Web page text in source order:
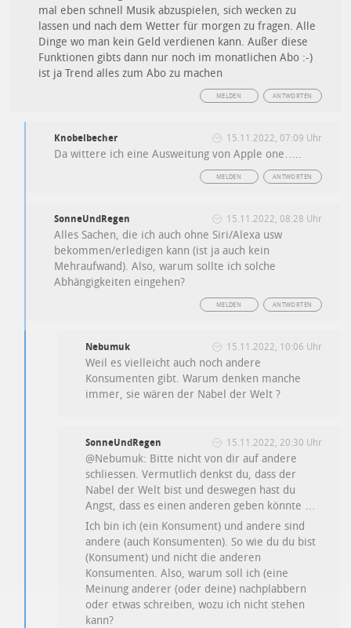
mal eben schnell Musik abzuspielen, sich wecken zu
lassen und nach dem Wetter für morgen zu fragen. Alle
Dinge wo man kein Geld verdienen kann. Außer diese
Funktionen gibts dann nur noch im monatlichen Abo :-)
ist ja Trend alles zum Abo zu machen
ANTWORTEN
MELDEN
Knobelbecher 15.11.2022, 07:09 Uhr
Da wittere ich eine Ausweitung von Apple one…..
ANTWORTEN
MELDEN
SonneUndRegen 15.11.2022, 08:28 Uhr
Alles Sachen, die ich auch ohne Siri/Alexa usw
bekommen/erledigen kann (ist ja auch kein
Mehraufwand). Also, warum sollte ich solche
Abhängigkeiten eingehen?
ANTWORTEN
MELDEN
Nebumuk 15.11.2022, 10:06 Uhr
Weil es vielleicht auch noch andere
Konsumenten gibt. Warum denken manche
immer, sie wären der Nabel der Welt ?
SonneUndRegen 15.11.2022, 20:30 Uhr
@Nebumuk: Bitte nicht von dir auf andere
schliessen. Vermutlich denkst du, dass der
Nabel der Welt bist und deswegen hast du
Angst, dass es einen anderen geben könnte …
Ich bin ich (ein Konsument) und andere sind
andere (auch Konsumenten). So wie du du bist
(Konsument) und nicht die anderen
Konsumenten. Also, warum soll ich (eine
Meinung anderer (oder deine) nachplabbern
oder etwas schreiben, wozu ich nicht stehen
kann?